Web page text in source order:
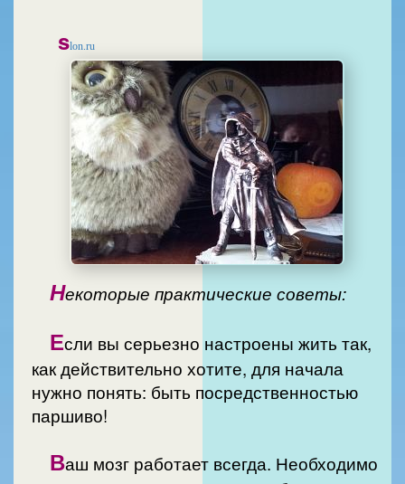
slon.ru
Н екоторые практические советы:
Если вы серьезно настроены жить так,
как действительно хотите, для начала
нужно понять: быть посредственностью
паршиво!
Ваш мозг работает всегда. Необходимо